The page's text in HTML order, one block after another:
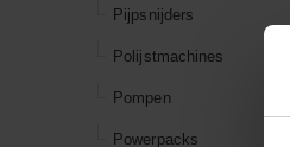
Pijpsnijders
Polijstmachines
Pompen
Powerpacks